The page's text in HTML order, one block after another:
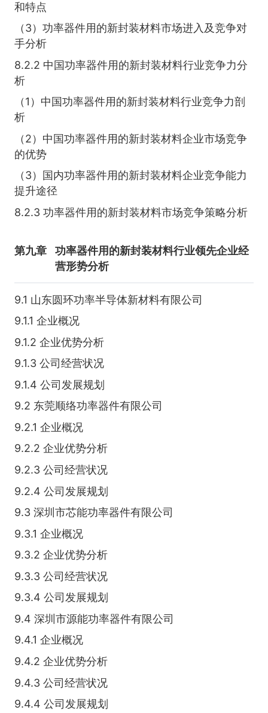
和特点
（3）功率器件用的新封装材料市场进入及竞争对
手分析
8.2.2 中国功率器件用的新封装材料行业竞争力分
析
（1）中国功率器件用的新封装材料行业竞争力剖
析
（2）中国功率器件用的新封装材料企业市场竞争
的优势
（3）国内功率器件用的新封装材料企业竞争能力
提升途径
8.2.3 功率器件用的新封装材料市场竞争策略分析
第九章
功率器件用的新封装材料行业领先企业经
营形势分析
9.1 山东圆环功率半导体新材料有限公司
9.1.1 企业概况
9.1.2 企业优势分析
9.1.3 公司经营状况
9.1.4 公司发展规划
9.2 东莞顺络功率器件有限公司
9.2.1 企业概况
9.2.2 企业优势分析
9.2.3 公司经营状况
9.2.4 公司发展规划
9.3 深圳市芯能功率器件有限公司
9.3.1 企业概况
9.3.2 企业优势分析
9.3.3 公司经营状况
9.3.4 公司发展规划
9.4 深圳市源能功率器件有限公司
9.4.1 企业概况
9.4.2 企业优势分析
9.4.3 公司经营状况
9.4.4 公司发展规划